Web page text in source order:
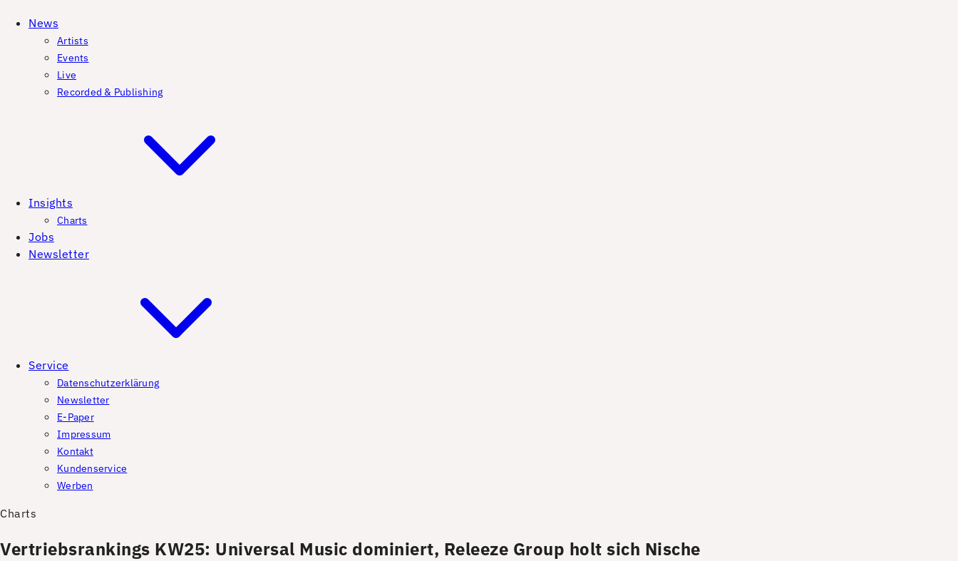
News
Artists
Events
Live
Recorded & Publishing
Insights
Charts
Jobs
Newsletter
Service
Datenschutzerklärung
Newsletter
E-Paper
Impressum
Kontakt
Kundenservice
Werben
Charts
Vertriebsrankings KW25: Universal Music dominiert, Releeze Group holt sich Nische